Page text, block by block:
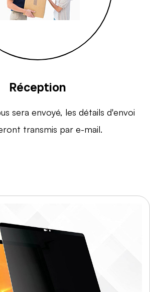
Réception
sera envoyé, les détails d'envoi
transmis par e-mail.